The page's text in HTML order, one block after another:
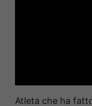
Atleta che ha